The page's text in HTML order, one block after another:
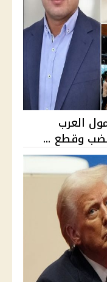
العرب
غضب وقطع ...